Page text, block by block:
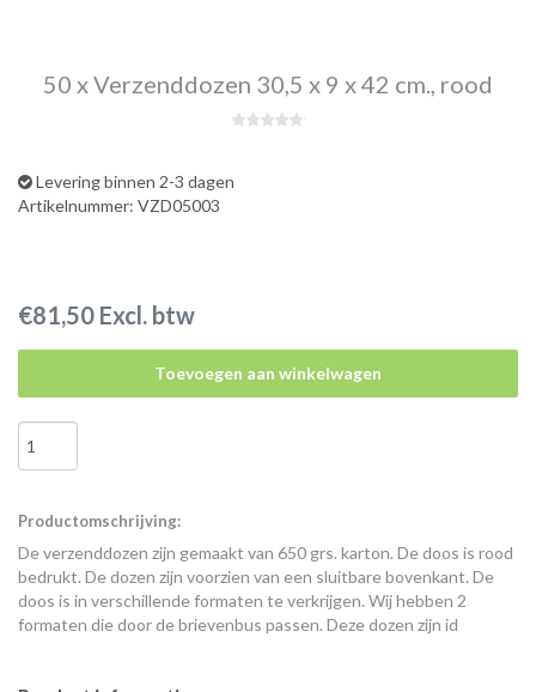
50 x Verzenddozen 30,5 x 9 x 42 cm., rood
Levering binnen 2-3 dagen
Artikelnummer: VZD05003
€81,50 Excl. btw
Toevoegen aan winkelwagen
Productomschrijving:
De verzenddozen zijn gemaakt van 650 grs. karton. De doos is rood
bedrukt. De dozen zijn voorzien van een sluitbare bovenkant. De
doos is in verschillende formaten te verkrijgen. Wij hebben 2
formaten die door de brievenbus passen. Deze dozen zijn id